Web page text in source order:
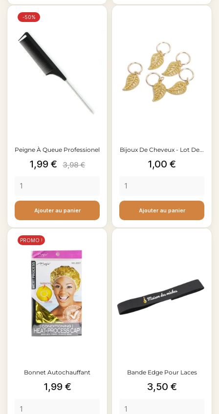
Peigne À Queue Professionel
Prix
1,99 € Prix
3,98 €
Ajouter au panier
-50%
Bijoux De Cheveux - Lot De...
Prix
1,00 €
Ajouter au panier
Bonnet Autochauffant
Prix
1,99 €
PROMO !
Bande Edge Pour Laces
Prix
3,50 €